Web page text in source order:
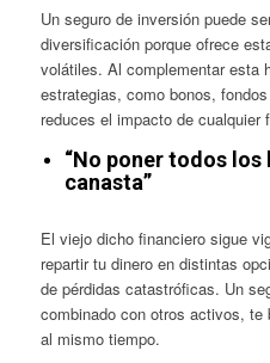
Un seguro de inversión puede
diversificación porque ofrece
volátiles. Al complementar esta
estrategias, como bonos,
reduces el impacto de cualquier
“No poner todos los
canasta”
El viejo dicho financiero sigue
repartir tu dinero en distintas
de pérdidas catastróficas. Un
combinado con otros activos, te
al mismo tiempo.